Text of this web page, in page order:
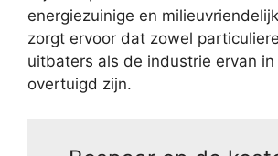
energiezuinige en
zorgt ervoor dat zowel
uitbaters als de industrie ervan
overtuigd zijn.